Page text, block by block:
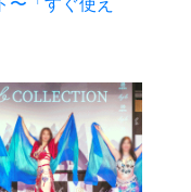
〜「すぐ使え